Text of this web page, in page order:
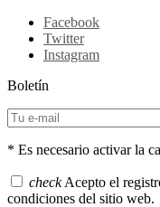
Facebook
Twitter
Instagram
Boletín
* Es necesario activar la
check Acepto el
condiciones del sitio web.